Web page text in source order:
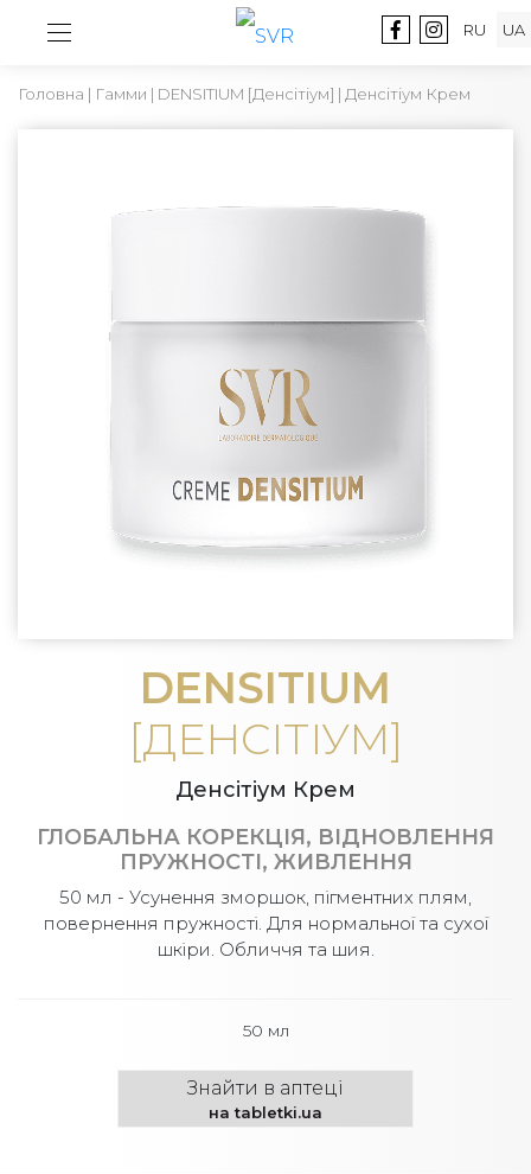
Головна | Гамми | DENSITIUM [Денсітіум] | Денсітіум Крем
DENSITIUM
[ДЕНСІТІУМ]
Денсітіум Крем
ГЛОБАЛЬНА КОРЕКЦІЯ, ВІДНОВЛЕННЯ
ПРУЖНОСТІ, ЖИВЛЕННЯ
50 мл - Усунення зморшок, пігментних плям,
повернення пружності. Для нормальної та сухої
шкіри. Обличчя та шия.
50 мл
Знайти в аптеці
на tabletki.ua
RU UA